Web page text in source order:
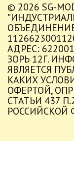
© 2026 SG-
АДРЕС:
ЗОРЬ 12Г.
ЯВЛЯЕТСЯ
КАКИХ
ОФЕРТОЙ,
СТАТЬИ 437
РОССИЙСКОЙ